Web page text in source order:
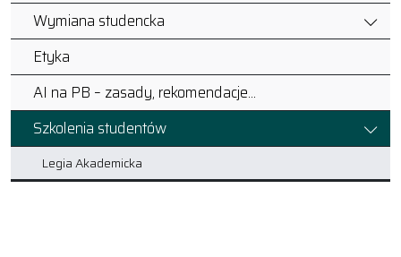
Wymiana studencka
Etyka
AI na PB – zasady, rekomendacje…
Szkolenia studentów
Legia Akademicka